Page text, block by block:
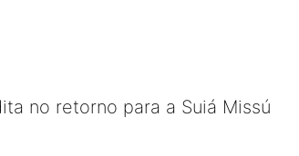
no retorno para a Suiá Missú